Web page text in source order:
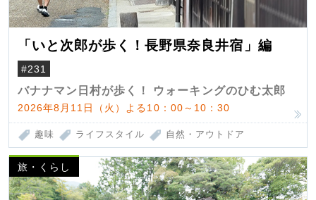
「いと次郎が歩く！長野県奈良井宿」編
#231
バナナマン日村が歩く！ ウォーキングのひむ太郎
2026年8月11日（火）よる10：00～10：30
趣味 ライフスタイル 自然・アウトドア
旅・くらし